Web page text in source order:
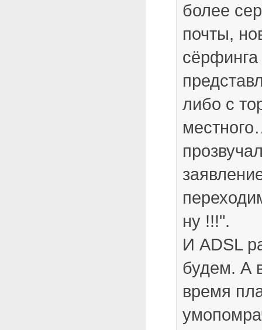
более
почты,
сёрфинга
либо с
ну !!!".
И ADSL
будем. А
время